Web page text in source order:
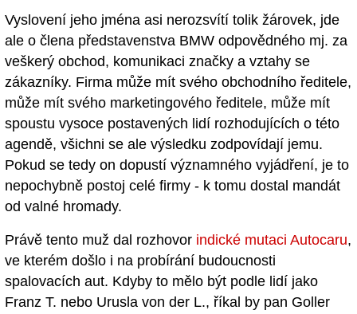
Vyslovení jeho jména asi nerozsvítí tolik žárovek, jde
ale o člena představenstva BMW odpovědného mj. za
veškerý obchod, komunikaci značky a vztahy se
zákazníky. Firma může mít svého obchodního ředitele,
může mít svého marketingového ředitele, může mít
spoustu vysoce postavených lidí rozhodujících o této
agendě, všichni se ale výsledku zodpovídají jemu.
Pokud se tedy on dopustí významného vyjádření, je to
nepochybně postoj celé firmy - k tomu dostal mandát
od valné hromady.
Právě tento muž dal rozhovor indické mutaci Autocaru,
ve kterém došlo i na probírání budoucnosti
spalovacích aut. Kdyby to mělo být podle lidí jako
Franz T. nebo Urusla von der L., říkal by pan Goller